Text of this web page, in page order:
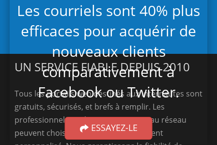
Les courriels sont 40% plus
efficaces pour acquérir de
nouveaux clients
comparativement à
Facebook ou Twitter.
ESSAYEZ-LE
UN SERVICE FIABLE DEPUIS 2010
Tous les portails web destinés aux internautes sont
gratuits, sécurisés, et brefs à remplir. Les
professionnels souhaitant participer au réseau
peuvent choisir un forfait d'abonnement